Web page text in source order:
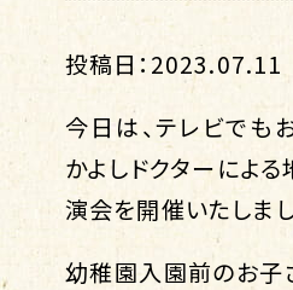
投稿日：2023.07.11
今日は、テレビでも
かよしドクターによ
演会を開催いたしまし
幼稚園入園前のお子